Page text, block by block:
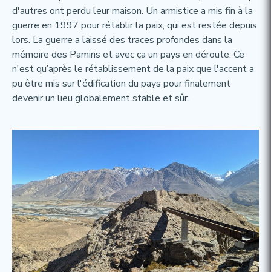
d'autres ont perdu leur maison. Un armistice a mis fin à la
guerre en 1997 pour rétablir la paix, qui est restée depuis
lors. La guerre a laissé des traces profondes dans la
mémoire des Pamiris et avec ça un pays en déroute. Ce
n'est qu’après le rétablissement de la paix que l'accent a
pu être mis sur l'édification du pays pour finalement
devenir un lieu globalement stable et sûr.